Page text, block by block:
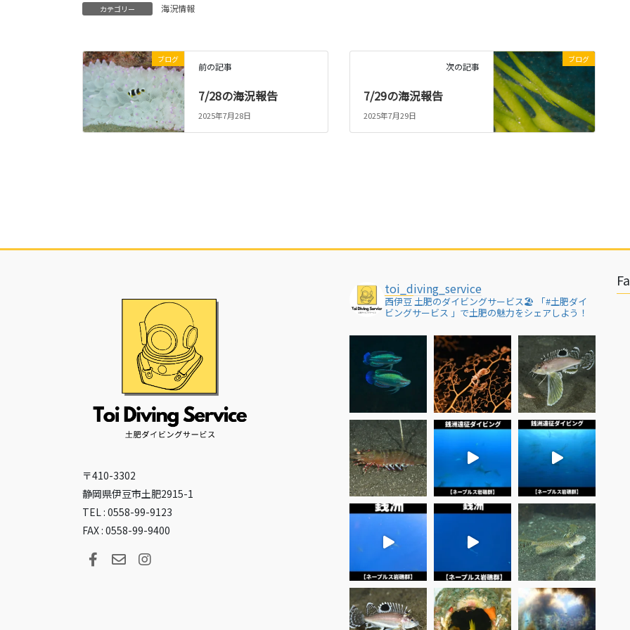
カテゴリー 海況情報
ブログ
前の記事
7/28の海況報告
2025年7月28日
ブログ
次の記事
7/29の海況報告
2025年7月29日
〒410-3302
静岡県伊豆市土肥2915-1
TEL : 0558-99-9123
FAX : 0558-99-9400
toi_diving_service
西伊豆 土肥のダイビングサービス🏖
「#土肥ダイ
ビングサービス 」で土肥の魅力をシェアしよう！